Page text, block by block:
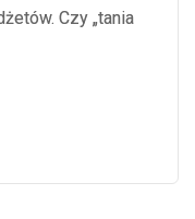
Czy „tania